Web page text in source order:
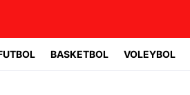
BASKETBOL VOLEYBOL